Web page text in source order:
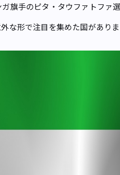
旗手のピタ・タウファトファ選
な形で注目を集めた国がありま